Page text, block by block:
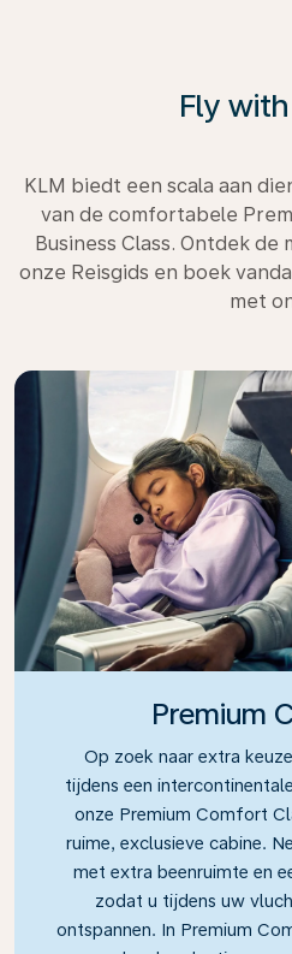
Fly
KLM biedt een scala aan
van de comfortabele
Business Class. Ontdek
onze Reisgids en boek
met
Premium
Op zoek naar extra
tijdens een
onze Premium Comfort
ruime, exclusieve cabine.
met extra beenruimte en
zodat u tijdens uw
ontspannen. In Premium